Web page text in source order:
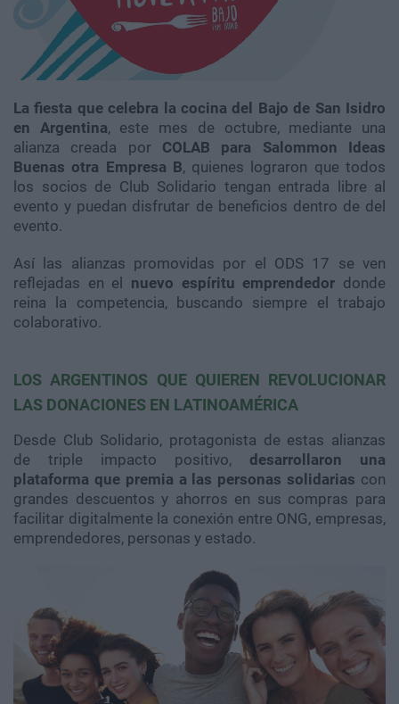
La fiesta que celebra la cocina del Bajo de San Isidro
en Argentina, este mes de octubre, mediante una
alianza creada por COLAB para Salommon Ideas
Buenas otra Empresa B, quienes lograron que todos
los socios de Club Solidario tengan entrada libre al
evento y puedan disfrutar de beneficios dentro de del
evento.
Así las alianzas promovidas por el ODS 17 se ven
reflejadas en el nuevo espíritu emprendedor donde
reina la competencia, buscando siempre el trabajo
colaborativo.
LOS ARGENTINOS QUE QUIEREN REVOLUCIONAR
LAS DONACIONES EN LATINOAMÉRICA
Desde Club Solidario, protagonista de estas alianzas
de triple impacto positivo, desarrollaron una
plataforma que premia a las personas solidarias con
grandes descuentos y ahorros en sus compras para
facilitar digitalmente la conexión entre ONG, empresas,
emprendedores, personas y estado.